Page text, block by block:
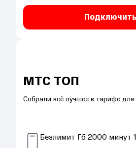
Подключить
МТС ТОП
Собрали всё лучшее в тарифе для
Безлимит Гб 2000 минут